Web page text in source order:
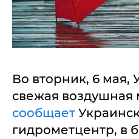
Во вторник, 6 мая,
свежая воздушная
сообщает
гидрометцентр, в